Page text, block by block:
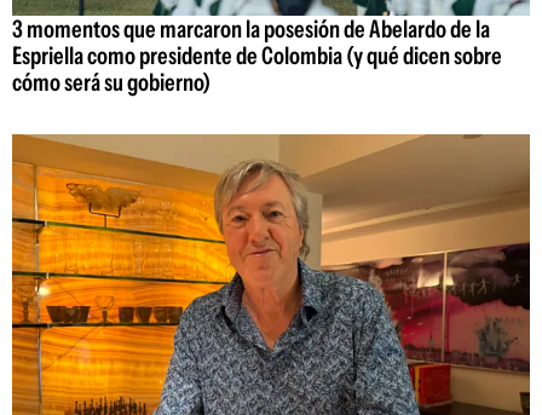
3 momentos que marcaron la posesión de Abelardo de la
Espriella como presidente de Colombia (y qué dicen sobre
cómo será su gobierno)